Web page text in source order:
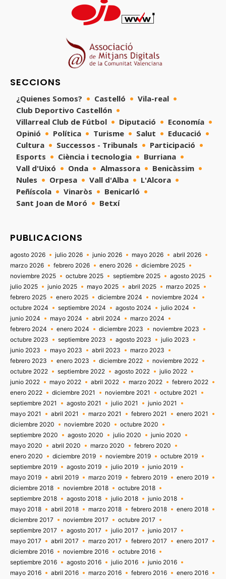
SECCIONS
¿Quienes Somos? Castelló
Vila-real
Club Deportivo Castellón
Villarreal Club de Fútbol
Diputació
Economía
Opinió
Política Turisme Salut
Educació
Cultura
Successos - Tribunals
Participació
Esports
Ciència i tecnologia
Burriana
Vall d'Uixó
Onda Almassora
Benicàssim
Nules
Orpesa Vall d'Alba
L'Alcora
Peñíscola
Vinaròs
Benicarló
Sant Joan de Moró
Betxí
PUBLICACIONS
agosto 2026 julio 2026 junio 2026 mayo 2026
abril 2026
marzo 2026
febrero 2026 enero 2026
diciembre 2025
noviembre 2025
octubre 2025 septiembre 2025
agosto 2025
julio 2025
junio 2025 mayo 2025 abril 2025
marzo 2025
febrero 2025
enero 2025 diciembre 2024
noviembre 2024
octubre 2024
septiembre 2024 agosto 2024
julio 2024
junio 2024
mayo 2024 abril 2024
marzo 2024
febrero 2024
enero 2024 diciembre 2023
noviembre 2023
octubre 2023
septiembre 2023 agosto 2023
julio 2023
junio 2023
mayo 2023 abril 2023
marzo 2023
febrero 2023
enero 2023 diciembre 2022
noviembre 2022
octubre 2022
septiembre 2022 agosto 2022
julio 2022
junio 2022
mayo 2022 abril 2022 marzo 2022
febrero 2022
enero 2022
diciembre 2021 noviembre 2021
octubre 2021
septiembre 2021
agosto 2021 julio 2021
junio 2021
mayo 2021
abril 2021 marzo 2021 febrero 2021
enero 2021
diciembre 2020
noviembre 2020
octubre 2020
septiembre 2020
agosto 2020 julio 2020
junio 2020
mayo 2020
abril 2020 marzo 2020
febrero 2020
enero 2020
diciembre 2019 noviembre 2019
octubre 2019
septiembre 2019
agosto 2019 julio 2019
junio 2019
mayo 2019
abril 2019 marzo 2019 febrero 2019
enero 2019
diciembre 2018
noviembre 2018
octubre 2018
septiembre 2018
agosto 2018 julio 2018
junio 2018
mayo 2018
abril 2018 marzo 2018 febrero 2018
enero 2018
diciembre 2017
noviembre 2017
octubre 2017
septiembre 2017
agosto 2017 julio 2017
junio 2017
mayo 2017
abril 2017 marzo 2017 febrero 2017
enero 2017
diciembre 2016
noviembre 2016
octubre 2016
septiembre 2016
agosto 2016 julio 2016
junio 2016
mayo 2016
abril 2016 marzo 2016 febrero 2016 enero 2016